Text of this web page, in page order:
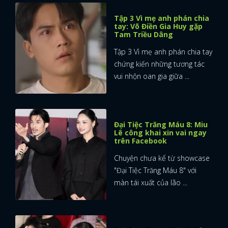
FACEBOOK GOOGLE
Tập 3 Vì mẹ anh phán chia
tay: Võ Điền Gia Huy gặp
Tam Triều Dâng
Tập 3 Vì mẹ anh phán chia tay
chứng kiến những tương tác
vui nhộn oan gia giữa ...
Đại Tiệc Trăng Máu 8: Miu
Lê công khai xin vai ngay
trên Facebook
Chuyện chưa kể từ showcase
"Đại Tiệc Trăng Máu 8" với
màn tái xuất của lão ...